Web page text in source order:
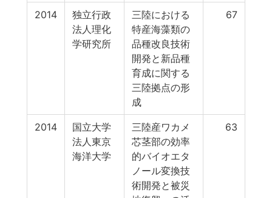
2014
独立行政
法人理化
学研究所
三陸における
特産海藻類の
品種改良技術
開発と新品種
育成に関する
三陸拠点の形
成
67
2014
国立大学
法人東京
海洋大学
三陸産ワカメ
芯茎部の効率
的バイオエタ
ノール変換技
術開発と被災
63